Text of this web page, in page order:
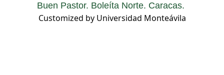
Buen Pastor. Boleíta Norte. Caracas.
Customized by Universidad Monteávila